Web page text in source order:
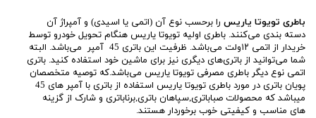
باطری تویوتا یاریس را برحسب نوع آن (اتمی یا اسیدی) و آمپراژ آن
دسته بندی می‌کنند. باطری اولیه تویوتا یاریس هنگام تحویل خودرو توسط
خریدار از اتمی ۱۲ولت می‌باشد. ظرفیت این باتری 45 آمپر می‌باشد. البته
شما می‌توانید از باتری‌های دیگری نیز برای ماشین خود استفاده کنید. باتری
اتمی نوع دیگر باطری مصرفی تویوتا یاریس می‌باشد.که توصیه متخصصان
میباشد که محصولات صباباتری,سپاهان باتری,برناباتری و شارک از گزینه
های مناسب و کیفیتی خوب برخوردار هستند.